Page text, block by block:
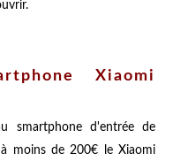
Xiaomi
smartphone d'entrée de
moins de 200€ le Xiaomi